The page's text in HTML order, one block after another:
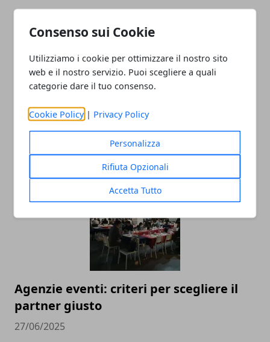
Consenso sui Cookie
Utilizziamo i cookie per ottimizzare il nostro sito
web e il nostro servizio. Puoi scegliere a quali
categorie dare il tuo consenso.
Cookie Policy | Privacy Policy
Personalizza
Rifiuta Opzionali
Accetta Tutto
Come nascono i trend
nell’abbigliamento di lusso
28/07/2025
Agenzie eventi: criteri per scegliere il
partner giusto
27/06/2025